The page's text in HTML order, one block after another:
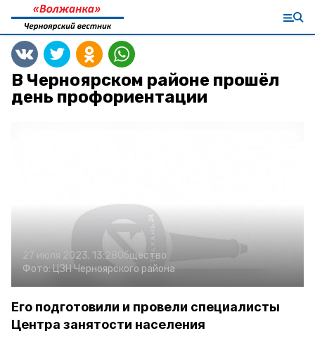
В Черноярском районе прошёл
день профориентации
27 июля 2023, 13:28Общество
Фото: ЦЗН Черноярского района
Его подготовили и провели специалисты
Центра занятости населения